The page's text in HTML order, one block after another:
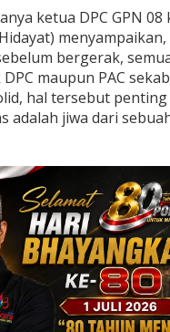
o
r
i
t
a
s
D
G
P
N
0
8
D
i
b
ketua DPC GPN
bergerak,
maupun PAC
hal tersebut penting
adalah jiwa dari